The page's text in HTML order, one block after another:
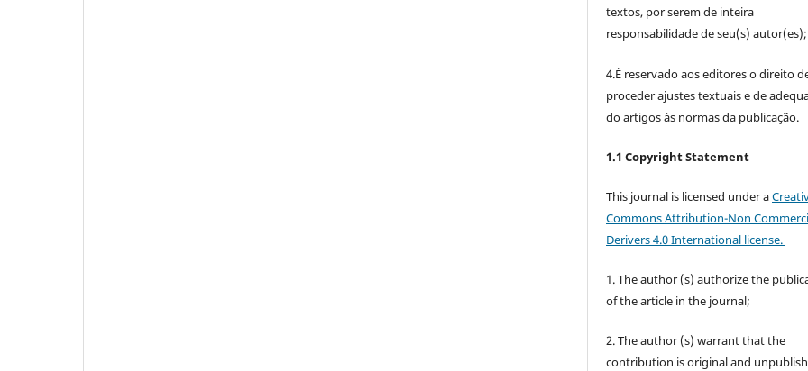
textos, por serem de inteira
responsabilidade de seu(s) autor(es);
4.É reservado aos editores o direito
proceder ajustes textuais e de
do artigos às normas da publicação.
1.1 Copyright Statement
This journal is licensed under a
Commons Attribution-Non
Derivers 4.0 International license.
1. The author (s) authorize the
of the article in the journal;
2. The author (s) warrant that the
contribution is original and